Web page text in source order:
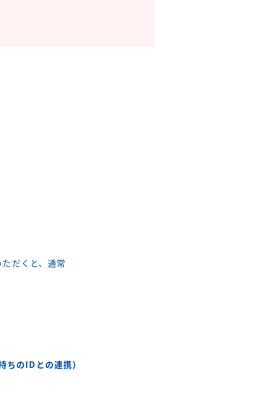
だくと、通常
のIDとの連携）